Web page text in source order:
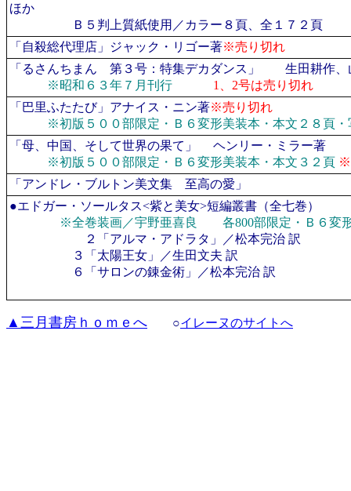
ほか
Ｂ５判上質紙使用／カラー８頁、全１７２頁
「自殺総代理店」
ジャック・リゴー著※売り切れ
「るさんちまん 第３号：特集デカダンス」
生田耕作、
※昭和６３年７月刊行 1、2号は売り切れ
「巴里ふたたび」アナイス・ニン著※売り切れ
※初版５００部限定・Ｂ６変形美装本・本文２８頁
「 母、中国、そして世界の果て 」 ヘンリー・ミラー著
※初版５００部限定・Ｂ６変形美装本・本文３２頁 ※
「アンドレ・ブルトン美文集 至高の愛」
●エドガー・ソールタス<紫と美女>短編叢書（全七巻）
※全巻装画／宇野亜喜良 各800部限定・Ｂ６変形
２「アルマ・アドラタ」／松本完治 訳
３「太陽王女」／生田文夫 訳
６「サロンの錬金術」／松本完治 訳
▲三月書房ｈｏｍｅへ ○イレーヌのサイトへ